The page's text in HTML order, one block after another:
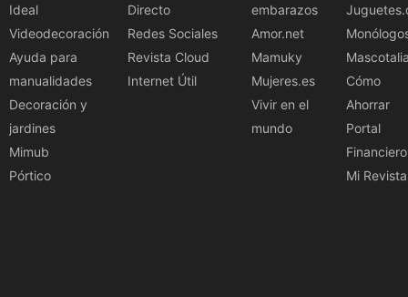
Ideal
Videodecoración
Ayuda para
manualidades
Decoración y
jardines
Mimub
Pórtico
Directo
Redes Sociales
Revista Cloud
Internet Útil
embarazos
Amor.net
Mamuky
Mujeres.es
Vivir en el
mundo
Cómo
Ahorrar
Portal
Financiero
Mi Revista